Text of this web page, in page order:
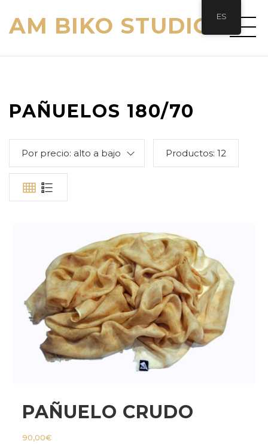
AM BIKO STUDIO
PAÑUELOS 180/70
Por precio: alto a bajo Productos: 12
PAÑUELO CRUDO
90,00€
ES